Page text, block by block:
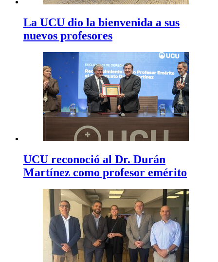
La UCU dio la bienvenida a sus
nuevos profesores
UCU reconoció al Dr. Durán
Martínez como profesor emérito